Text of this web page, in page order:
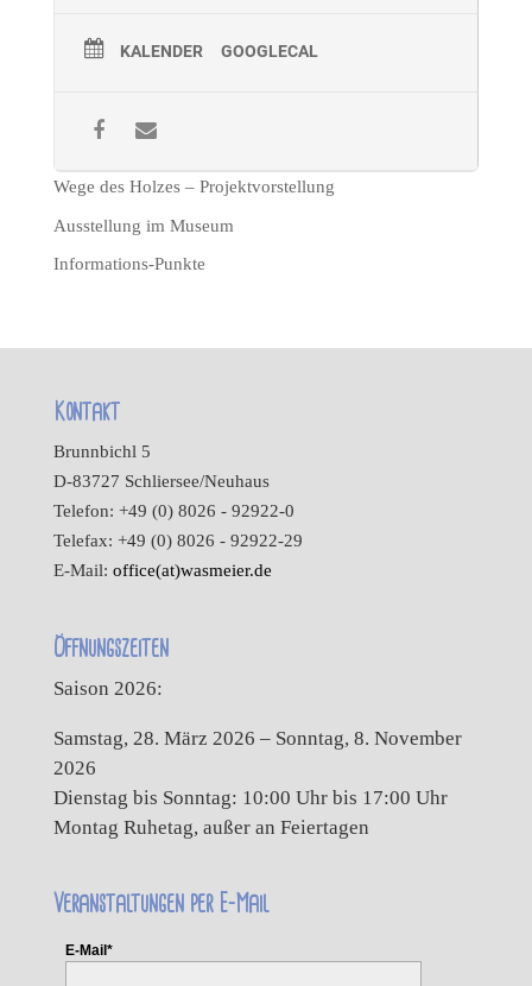
KALENDER GOOGLECAL
Wege des Holzes – Projektvorstellung
Ausstellung im Museum
Informations-Punkte
Kontakt
Brunnbichl 5
D-83727 Schliersee/Neuhaus
Telefon: +49 (0) 8026 - 92922-0
Telefax: +49 (0) 8026 - 92922-29
E-Mail: office(at)wasmeier.de
Öffnungszeiten
Saison 2026:
Samstag, 28. März 2026 – Sonntag, 8. November
2026
Dienstag bis Sonntag: 10:00 Uhr bis 17:00 Uhr
Montag Ruhetag, außer an Feiertagen
Veranstaltungen per E-Mail
E-Mail*